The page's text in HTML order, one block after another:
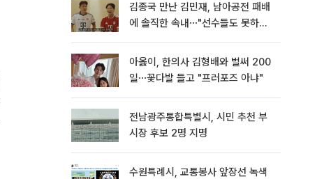
김종국 만난 김민재, 남아공전 패배
에 솔직한 속내⋯"선수들도 못하긴
아옳이, 한의사 김형배와 벌써 200
일⋯꽃다발 들고 "프러포즈 아냐"
전남광주통합특별시, 시민 추천 부
시장 후보 2명 지명
수원특례시, 교통봉사 앞장선 녹색